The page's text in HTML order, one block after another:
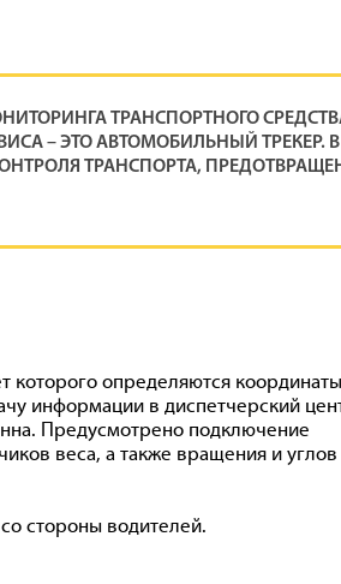
ТРАНСПОРТНОГО
– ЭТО АВТОМОБИЛЬНЫЙ ТРЕКЕР. В
ТРАНСПОРТА,
которого определяются координаты
информации в диспетчерский
Предусмотрено подключение
веса, а также вращения и углов
стороны водителей.